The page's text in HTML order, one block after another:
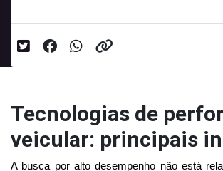
Tecnologias de
veicular: principais
A busca por alto desempenho não está